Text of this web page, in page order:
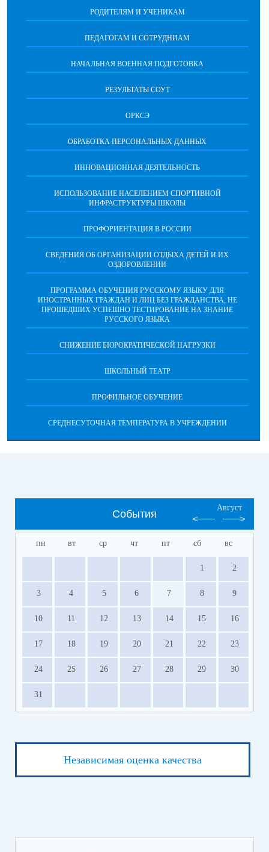
РОДИТЕЛЯМ И УЧЕНИКАМ
ПЕДАГОГАМ И СОТРУДНИАМ
НАЧАЛЬНАЯ ВОЕННАЯ ПОДГОТОВКА
РЕЗУЛЬТАТЫ СОУТ
ОРКСЭ
ОБРАБОТКА ПЕРСОНАЛЬНЫХ ДАННЫХ
ИННОВАЦИОННАЯ ДЕЯТЕЛЬНОСТЬ
ИСПОЛЬЗОВАНИЕ НАСЕЛЕНИЕМ СПОРТИВНОЙ
ИНФРАСТРУКТУРЫ ШКОЛЫ
ПРОФОРИЕНТАЦИЯ В РОССИИ
СВЕДЕНИЯ ОБ ОРГАНИЗАЦИИ ОТДЫХА ДЕТЕЙ И ИХ
ОЗДОРОВЛЕНИИ
ПРОГРАММА ОБУЧЕНИЯ РУССКОМУ ЯЗЫКУ ДЛЯ
ИНОСТРАННЫХ ГРАЖДАН И ЛИЦ БЕЗ ГРАЖДАНСТВА, НЕ
ПРОШЕДШИХ УСПЕШНО ТЕСТИРОВАНИЕ НА ЗНАНИЕ
РУССКОГО ЯЗЫКА
СНИЖЕНИЕ БЮРОКРАТИЧЕСКОЙ НАГРУЗКИ
ШКОЛЬНЫЙ ТЕАТР
ПРОФИЛЬНОЕ ОБУЧЕНИЕ
СРЕДНЕСУТОЧНАЯ ТЕМПЕРАТУРА В УЧРЕЖДЕНИИ
События
Август
пн вт ср чт пт сб вс
1 2
3 4 5 6 7 8 9
10 11 12 13 14 15 16
17 18 19 20 21 22 23
24 25 26 27 28 29 30
31
Независимая оценка качества